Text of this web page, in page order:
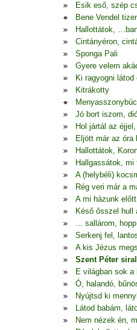
Esik eső, szép
Bene Vendel
Hallottátok,
Cintányéron,
Sponga Pali
Gyere velem
Ki ragyogni
Kitrákotty
Jó bort iszom,
Hol jártál az
Eljött már az óra
Hallottátok,
Hallgassátok,
A (helybéli)
Rég veri már a
A mi házunk
Késő ősszel hull
... sallárom,
Serkenj fel,
A kis Jézus
Szent Péter
E világban sok a
Ó, halandó,
Nyújtsd ki
Látod babám,
Nem nézek én,